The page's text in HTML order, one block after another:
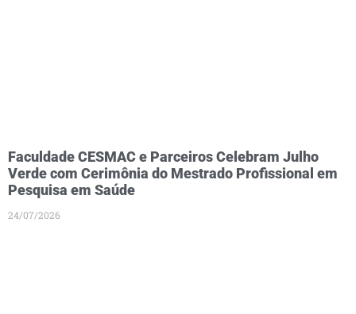
Faculdade CESMAC e Parceiros Celebram Julho
Verde com Cerimônia do Mestrado Profissional em
Pesquisa em Saúde
24/07/2026